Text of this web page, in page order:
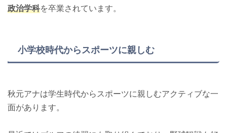
政治学科を卒業されています。
小学校時代からスポーツに親しむ
秋元アナは学生時代からスポーツに親しむアクティブな一
面があります。